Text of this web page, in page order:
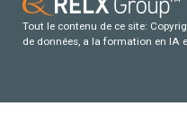
Tout le contenu de ce site:
de données, a la formation en IA